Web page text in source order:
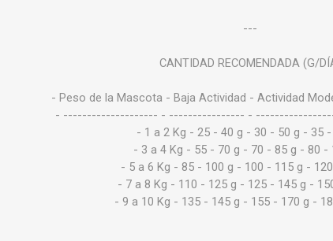
---
CANTIDAD RECOMENDADA (G/
- Peso de la Mascota - Baja Actividad - Actividad
- -------------------- - ---------------- -
- 1 a 2 Kg - 25 - 40 g - 30 - 50 g - 35
- 3 a 4 Kg - 55 - 70 g - 70 - 85 g - 80 -
- 5 a 6 Kg - 85 - 100 g - 100 - 115 g -
- 7 a 8 Kg - 110 - 125 g - 125 - 145 g -
- 9 a 10 Kg - 135 - 145 g - 155 - 170 g -